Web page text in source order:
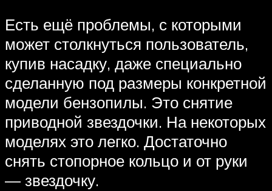
Есть ещё проблемы, с которыми
может столкнуться пользователь,
купив насадку, даже специально
сделанную под размеры конкретной
модели бензопилы. Это снятие
приводной звездочки. На некоторых
моделях это легко. Достаточно
снять стопорное кольцо и от руки
— звездочку.